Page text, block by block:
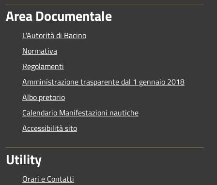
Area Documentale
L'Autorità di Bacino
Normativa
Regolamenti
Amministrazione trasparente dal 1 gennaio 2018
Albo pretorio
Calendario Manifestazioni nautiche
Accessibilità sito
Utility
Orari e Contatti